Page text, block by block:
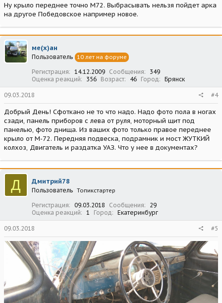
Ну крыло переднее точно М72. Выбрасывать нельзя пойдет арка
на другое Победовское например новое.
ме(х)ан
Пользователь 10 лет на форуме
Регистрация 14.12.2009 Сообщения
349
Оценка реакций
356 Возраст 46 Город Брянск
09.03.2018 #4
Добрый День! Сфоткано не то что надо. Надо фото пола в ногах
сзади, панель приборов с лева от руля, моторный щит под
панелью, фото днища. Из ваших фото только правое переднее
крыло от М-72. Передняя подвеска, подрамник и мост ЖУТКИЙ
колхоз, Двигатель и раздатка УАЗ. Что у нее в документах?
Д Дмитрий78
Пользователь Топикстартер
Регистрация 09.03.2018 Сообщения
29
Оценка реакций
1 Город Екатеринбург
09.03.2018 #5